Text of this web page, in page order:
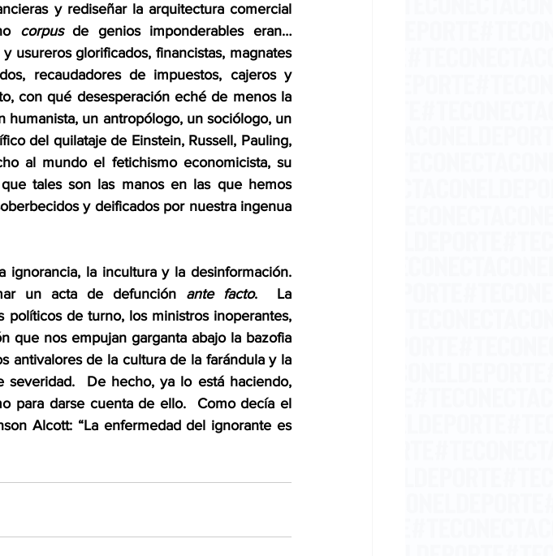
y rediseñar la arquitectura comercial
corpus de genios imponderables eran…
usureros glorificados, financistas, magnates
recaudadores de impuestos, cajeros y
con qué desesperación eché de menos la
humanista, un antropólogo, un sociólogo, un
del quilataje de Einstein, Russell, Pauling,
al mundo el fetichismo economicista, su
tales son las manos en las que hemos
y deificados por nuestra ingenua
ignorancia, la incultura y la desinformación.
un acta de defunción ante facto.  La
políticos de turno, los ministros inoperantes,
que nos empujan garganta abajo la bazofia
antivalores de la cultura de la farándula y la
severidad.  De hecho, ya lo está haciendo,
para darse cuenta de ello.  Como decía el
Alcott: “La enfermedad del ignorante es